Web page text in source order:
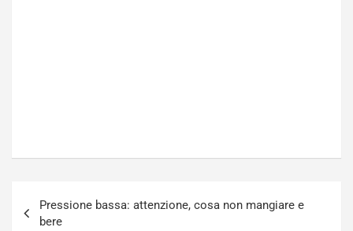
articoli
Pressione bassa: attenzione, cosa non mangiare e
bere